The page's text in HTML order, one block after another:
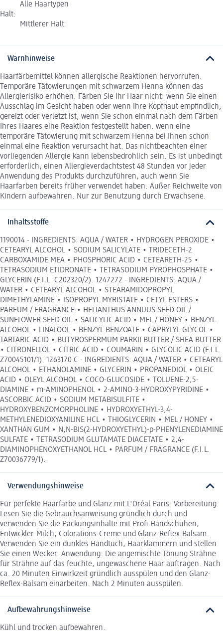
Alle Haartypen
Halt:
Mittlerer Halt
Warnhinweise
Haarfärbemittel können allergische Reaktionen hervorrufen.
Temporäre Tätowierungen mit schwarzem Henna können das
Allergierisiko erhöhen. Färben Sie Ihr Haar nicht: wenn Sie einen
Ausschlag im Gesicht haben oder wenn Ihre Kopfhaut empfindlich,
gereizt oder verletzt ist, wenn Sie schon einmal nach dem Färben
Ihres Haares eine Reaktion festgestellt haben. wenn eine
temporäre Tätowierung mit schwarzem Henna bei Ihnen schon
einmal eine Reaktion verursacht hat. Das nichtbeachten einer
vorliegenden Allergie kann lebensbedrohlich sein. Es ist unbedingt
erforderlich, einen Allergieverdachtstest 48 Stunden vor jeder
Anwendung des Produkts durchzuführen, auch wenn Sie
Haarfarben bereits früher verwendet haben. Außer Reichweite von
Kindern aufbewahren. Nur zur Benutzung durch Erwachsene.
Inhaltsstoffe
1190014 - INGREDIENTS: AQUA / WATER • HYDROGEN PEROXIDE •
CETEARYL ALCOHOL • SODIUM SALICYLATE • TRIDECETH-2
CARBOXAMIDE MEA • PHOSPHORIC ACID • CETEARETH-25 •
TETRASODIUM ETIDRONATE • TETRASODIUM PYROPHOSPHATE •
GLYCERIN (F.I.L. C202320/2). 1247272 - INGREDIENTS: AQUA /
WATER • CETEARYL ALCOHOL • STEARAMIDOPROPYL
DIMETHYLAMINE • ISOPROPYL MYRISTATE • CETYL ESTERS •
PARFUM / FRAGRANCE • HELIANTHUS ANNUUS SEED OIL /
SUNFLOWER SEED OIL • SALICYLIC ACID • MEL / HONEY • BENZYL
ALCOHOL • LINALOOL • BENZYL BENZOATE • CAPRYLYL GLYCOL •
TARTARIC ACID • BUTYROSPERMUM PARKII BUTTER / SHEA BUTTER
• CITRONELLOL • CITRIC ACID • COUMARIN • GLYCOLIC ACID (F.I.L.
Z70045101/1). 1263170 C - INGREDIENTS: AQUA / WATER • CETEARYL
ALCOHOL • ETHANOLAMINE • GLYCERIN • PROPANEDIOL • OLEIC
ACID • OLEYL ALCOHOL • COCO-GLUCOSIDE • TOLUENE-2,5-
DIAMINE • m-AMINOPHENOL • 2-AMINO-3-HYDROXYPYRIDINE •
ASCORBIC ACID • SODIUM METABISULFITE •
HYDROXYBENZOMORPHOLINE • HYDROXYETHYL-3,4-
METHYLENEDIOXYANILINE HCL • THIOGLYCERIN • MEL / HONEY •
XANTHAN GUM • N,N-BIS(2-HYDROXYETHYL)-p-PHENYLENEDIAMINE
SULFATE • TETRASODIUM GLUTAMATE DIACETATE • 2,4-
DIAMINOPHENOXYETHANOL HCL • PARFUM / FRAGRANCE (F.I.L.
Z70036779/1).
Verwendungshinweise
Für perfekte Haarfarbe und Glanz mit L'Oréal Paris: Vorbereitung:
Lesen Sie die Gebrauchsanweisung gründlich durch und
verwenden Sie die Packungsinhalte mit Profi-Handschuhen,
Entwickler-Milch, Colorations-Creme und Glanz-Reflex-Balsam.
Verwenden Sie ein dunkles Handtuch, Haarklammern und stellen
Sie einen Wecker. Anwendung: Die angemischte Tönung Strähne
für Strähne auf das feuchte, ungewaschene Haar auftragen. Nach
ca. 20 Minuten Einwirkzeit gründlich ausspülen und den Glanz-
Reflex-Balsam einarbeiten. Nach 2 Minuten ausspülen.
Aufbewahrungshinweise
Kühl und trocken aufbewahren.